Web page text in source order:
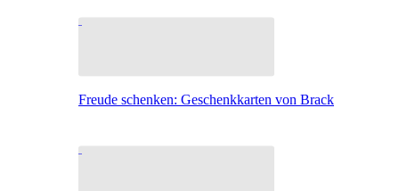
Freude schenken: Geschenkkarten von Brack